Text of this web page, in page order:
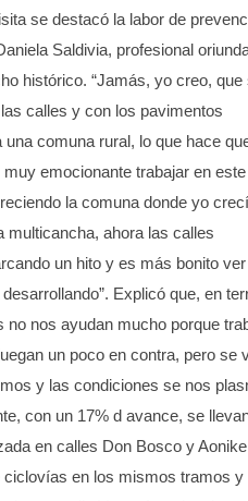
se destacó la labor de
Saldivia, profesional
histórico. “Jamás, yo creo, que
calles y con los pavimentos
comuna rural, lo que hace
emocionante trabajar en
la comuna donde yo
multicancha, ahora las calles
un hito y es más bonito
Explicó que, en
nos ayudan mucho porque
un poco en contra, pero se
y las condiciones se nos
con un 17% d avance, se
en calles Don Bosco y
en los mismos tramos y